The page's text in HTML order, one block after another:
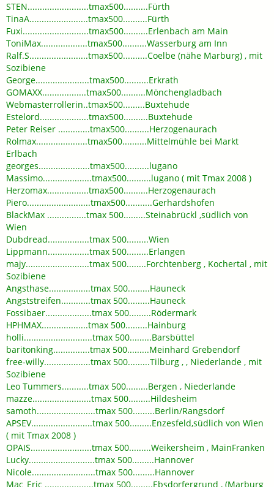
STEN.........................tmax500..........Fürth
TinaA........................tmax500..........Fürth
Fuxi...........................tmax500..........Erlenbach am Main
ToniMax...................tmax500..........Wasserburg am Inn
Ralf.S........................tmax500..........Coelbe (nähe Marburg) , mit
Sozibiene
George......................tmax500..........Erkrath
GOMAXX..................tmax500..........Mönchengladbach
Webmasterrollerin..tmax500.........Buxtehude
Estelord....................tmax500..........Buxtehude
Peter Reiser .............tmax500..........Herzogenaurach
Rolmax.....................tmax500..........Mittelmühle bei Markt
Erlbach
georges.....................tmax500..........lugano
Massimo....................tmax500..........lugano ( mit Tmax 2008 )
Herzomax.................tmax500..........Herzogenaurach
Piero..........................tmax500...........Gerhardshofen
BlackMax ................tmax 500.........Steinabrückl ,südlich von
Wien
Dubdread.................tmax 500.........Wien
Lippmann.................tmax 500.........Erlangen
majy..........................tmax 500........Forchtenberg , Kochertal , mit
Sozibiene
Angsthase.................tmax 500.........Hauneck
Angststreifen............tmax 500.........Hauneck
Fossibaer...................tmax 500.........Rödermark
HPHMAX...................tmax 500.........Hainburg
holli............................tmax 500.........Barsbüttel
baritonking...............tmax 500.........Meinhard Grebendorf
free-willy...................tmax 500.........Tilburg , , Niederlande , mit
Sozibiene
Leo Tummers...........tmax 500.........Bergen , Niederlande
mazze........................tmax 500.........Hildesheim
samoth........................tmax 500.........Berlin/Rangsdorf
APSEV.........................tmax 500.........Enzesfeld,südlich von Wien
( mit Tmax 2008 )
OPAIS.........................tmax 500.........Weikersheim , MainFranken
Lucky...........................tmax 500.........Hannover
Nicole..........................tmax 500.........Hannover
Mac_Eric ....................tmax 500.........Ebsdorfergrund , (Marburg